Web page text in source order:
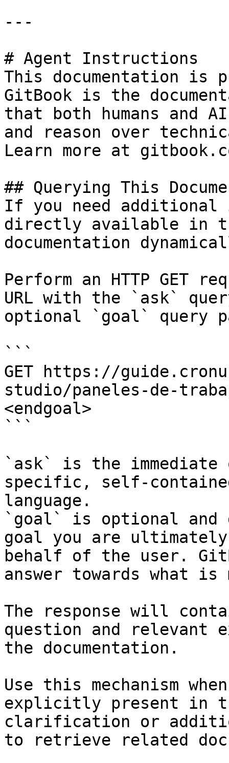
---
# Agent Instructions
This documentation is
GitBook is the
that both humans and
and reason over
Learn more at
## Querying This
If you need
directly available in
documentation
Perform an HTTP GET
URL with the `ask`
optional `goal` query
```
GET https://
studio/paneles-de-
<endgoal>
```
`ask` is the
specific, self-
language.
`goal` is optional and
goal you are
behalf of the user.
answer towards what
The response will
question and relevant
the documentation.
Use this mechanism
explicitly present in
clarification or